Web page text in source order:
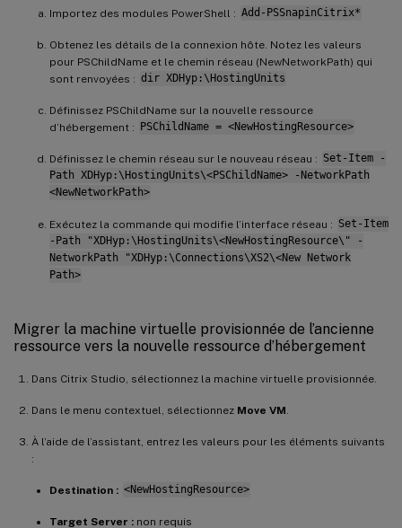
Importez des modules PowerShell : Add-PSSnapinCitrix*
Obtenez les détails de la connexion hôte. Notez les valeurs
pour PSChildName et le chemin réseau (NewNetworkPath) qui
sont renvoyées : dir XDHyp:\HostingUnits
Définissez PSChildName sur la nouvelle ressource
d’hébergement :
PSChildName = <NewHostingResource>
Définissez le chemin réseau sur le nouveau réseau : Set-Item -
Path XDHyp:\HostingUnits\<PSChildName> -NetworkPath
<NewNetworkPath>
Exécutez la commande qui modifie l’interface réseau : Set-Item
-Path "XDHyp:\HostingUnits\<NewHostingResource\" -
NetworkPath "XDHyp:\Connections\XS2\<New Network
Path>
Migrer la machine virtuelle provisionnée de l’ancienne
ressource vers la nouvelle ressource d’hébergement
Dans Citrix Studio, sélectionnez la machine virtuelle provisionnée.
Dans le menu contextuel, sélectionnez Move VM
À l’aide de l’assistant, entrez les valeurs pour les éléments suivants
:
Destination : <NewHostingResource>
Target Server : non requis